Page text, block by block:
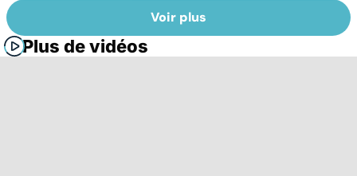
Voir plus
Plus de vidéos